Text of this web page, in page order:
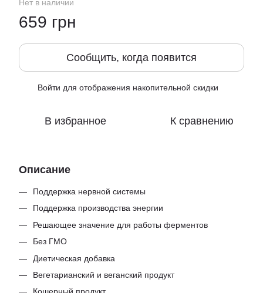
Нет в наличии
659 грн
Сообщить, когда появится
Войти для отображения накопительной скидки
В избранное К сравнению
Описание
Поддержка нервной системы
Поддержка производства энергии
Решающее значение для работы ферментов
Без ГМО
Диетическая добавка
Вегетарианский и веганский продукт